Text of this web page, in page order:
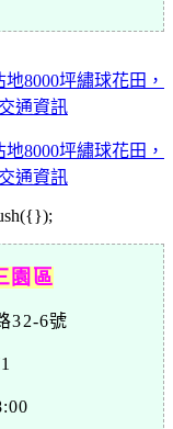
園區
32-6號